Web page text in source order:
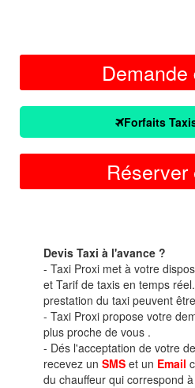
Forfaits
Devis Taxi à l'avance ?
- Taxi Proxi met à votre
et Tarif de taxis en temps
prestation du taxi peuvent
- Taxi Proxi propose votre
plus proche de vous .
- Dés l'acceptation de votre
recevez un SMS et un Email
du chauffeur qui correspond